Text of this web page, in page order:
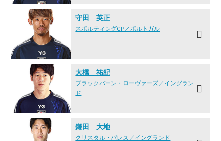
守田 英正
スポルティングCP／ポルトガル
大橋 祐紀
ブラックバーン・ローヴァーズ／イングラン
ド
鎌田 大地
クリスタル・パレス／イングランド